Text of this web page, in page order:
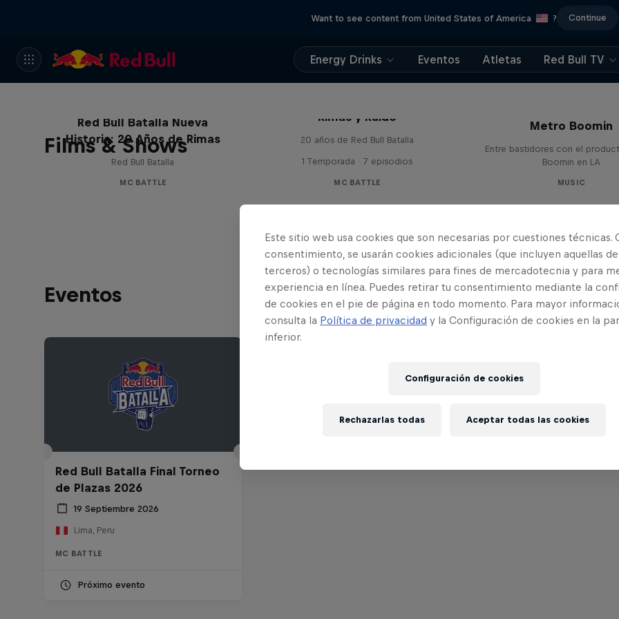
Want to see content from United States of America ? Continue
Energy Drinks Eventos Atletas Red Bull TV
Films & Shows
Red Bull Batalla Nueva
Historia: 20 Años de Rimas
Red Bull Batalla
MC BATTLE
Rimas y Ruido
20 años de Red Bull Batalla
1 Temporada · 7 episodios
MC BATTLE
Metro Boomin
Entre bastidores con el
Boomin en LA
MUSIC
Eventos
Red Bull Batalla Final Torneo
de Plazas 2026
19 Septiembre 2026
Lima, Peru
MC BATTLE
Próximo evento
Este sitio web usa cookies que son necesarias por cuestiones técnicas.
consentimiento, se usarán cookies adicionales (que incluyen aquellas de
terceros) o tecnologías similares para fines de mercadotecnia y para
experiencia en línea. Puedes retirar tu consentimiento mediante la
de cookies en el pie de página en todo momento. Para mayor
consulta la Política de privacidad y la Configuración de cookies en la
inferior.
Configuración de cookies
Rechazarlas todas Aceptar todas las cookies